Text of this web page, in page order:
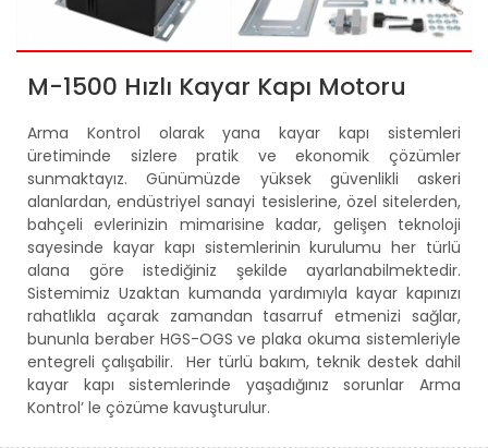
M-1500 Hızlı Kayar Kapı Motoru
Arma Kontrol olarak yana kayar kapı sistemleri
üretiminde sizlere pratik ve ekonomik çözümler
sunmaktayız. Günümüzde yüksek güvenlikli askeri
alanlardan, endüstriyel sanayi tesislerine, özel sitelerden,
bahçeli evlerinizin mimarisine kadar, gelişen teknoloji
sayesinde kayar kapı sistemlerinin kurulumu her türlü
alana göre istediğiniz şekilde ayarlanabilmektedir.
Sistemimiz Uzaktan kumanda yardımıyla kayar kapınızı
rahatlıkla açarak zamandan tasarruf etmenizi sağlar,
bununla beraber HGS-OGS ve plaka okuma sistemleriyle
entegreli çalışabilir. Her türlü bakım, teknik destek dahil
kayar kapı sistemlerinde yaşadığınız sorunlar Arma
Kontrol’ le çözüme kavuşturulur.